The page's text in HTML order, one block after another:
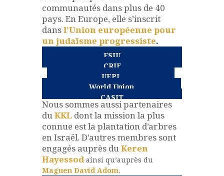
communautés dans plus de 40
pays. En Europe, elle s’inscrit
dansl’Union européenne pour
un judaïsme progressiste.
FSJU
CRIF
UEPJ
World Union
CASIT
Nous sommes aussi partenaires
duKKL dont la mission la plus
connue est la plantation d’arbres
en Israël. D’autres membres sont
engagés auprès duKeren
Hayessod ainsi qu’auprès du
Maguen David Adom.